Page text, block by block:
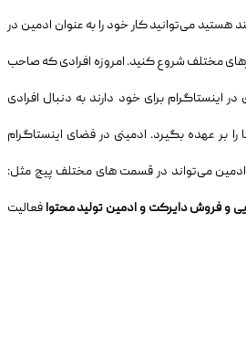
هستید می‌توانید کار خود را به عنوان ادمین در
مختلف شروع کنید. امروزه افرادی که صاحب
برای خود دارند به دنبال افرادی
بر عهده بگیرد. ادمینی در فضای اینستاگرام
می‌تواند در قسمت های مختلف پیج مثل:
و فروش دایرکت و ادمین تولید محتوا فعالیت